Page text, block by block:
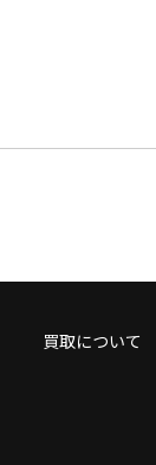
買取について